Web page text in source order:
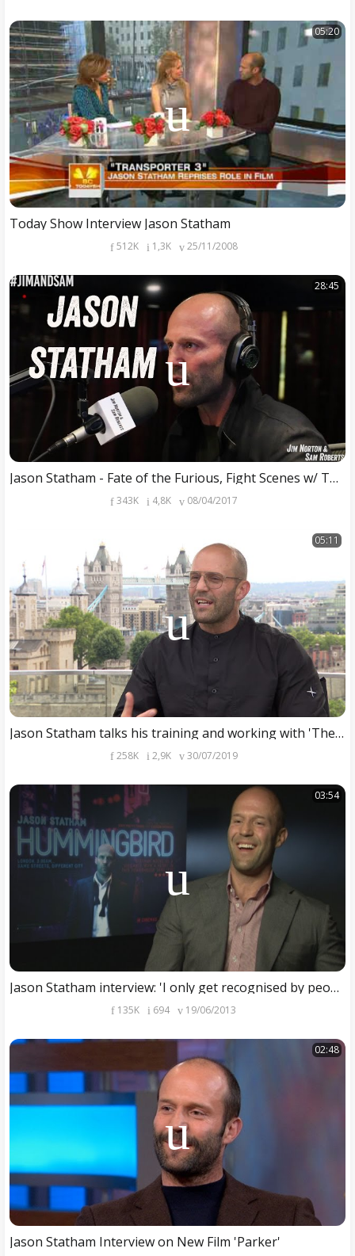
05:20
Today Show Interview Jason Statham
512K 1,3K 25/11/2008
28:45
Jason Statham - Fate of the Furious, Fight Scenes w/ The Rock, more - Jim Norton & Sam Roberts
343K 4,8K 08/04/2017
05:11
Jason Statham talks his training and working with 'The Rock' in new film
258K 2,9K 30/07/2019
03:54
Jason Statham interview: 'I only get recognised by people who like bad films'
135K 694 19/06/2013
02:48
Jason Statham Interview on New Film 'Parker'